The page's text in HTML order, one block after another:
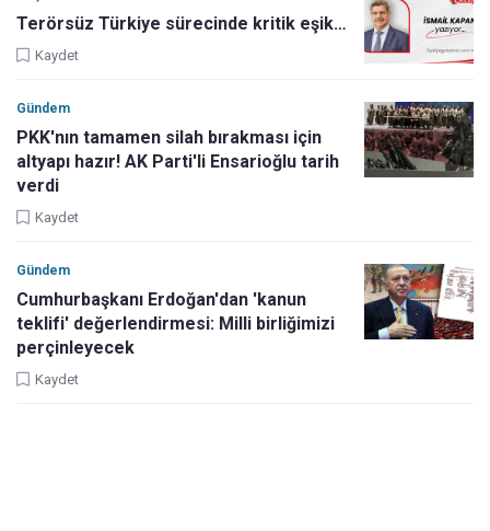
Terörsüz Türkiye sürecinde kritik eşik…
Kaydet
Gündem
PKK'nın tamamen silah bırakması için
altyapı hazır! AK Parti'li Ensarioğlu tarih
verdi
Kaydet
Gündem
Cumhurbaşkanı Erdoğan'dan 'kanun
teklifi' değerlendirmesi: Milli birliğimizi
perçinleyecek
Kaydet